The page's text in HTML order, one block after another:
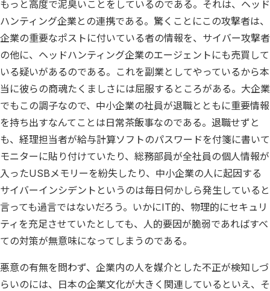
もっと高度で泥臭いことをしているのである。それは、ヘッド
ハンティング企業との連携である。驚くことにこの攻撃者は、
企業の重要なポストに付いている者の情報を、サイバー攻撃者
の他に、ヘッドハンティング企業のエージェントにも売買して
いる疑いがあるのである。これを副業としてやっているから本
当に彼らの商魂たくましさには屈服するところがある。大企業
でもこの調子なので、中小企業の社員が退職とともに重要情報
を持ち出すなんてことは日常茶飯事なのである。退職せずと
も、経理担当者が給与計算ソフトのパスワードを付箋に書いて
モニターに貼り付けていたり、総務部員が全社員の個人情報が
入ったUSBメモリーを紛失したり、中小企業の人に起因する
サイバーインシデントというのは毎日何かしら発生していると
言っても過言ではないだろう。いかにIT的、物理的にセキュリ
ティを充足させていたとしても、人的要因が脆弱であればすべ
ての対策が無意味になってしまうのである。
悪意の有無を問わず、企業内の人を媒介とした不正が検知しづ
らいのには、日本の企業文化が大きく関連しているといえ、そ